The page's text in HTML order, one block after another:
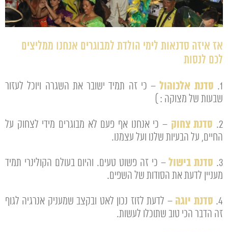
אז איזה סדנאות לימי הולדת למבוגרים אנחנו ממליצים
לכם לנסות
1. סדנת אלכוהול– כי זה תמיד ישובר את השגרה ויוכל לעזור
שבעות של מצוקה : )
2. סדנת צחוק – כי אנחנו אף פעם לא מבוגרים מידי לצחוק על
החיים, על הבעיות שלנו ועל עצמנו.
3. סדנת בישול– כי זה פשוט טעים. והיום בעולם הקולינרי תמיד
מעניין לדעת את הסודות של השפים.
4. סדנת יוגה – לדעת לזוז נכון לאט ובקצב שמעניק אנרגיה לגוף
זה הדבר הכי טוב שתוכלו לעשות.